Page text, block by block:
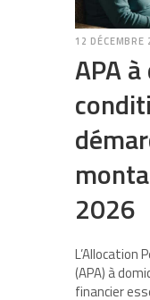
12 DÉCEMBRE
APA
2026
L’Allocation
(APA) à
financier